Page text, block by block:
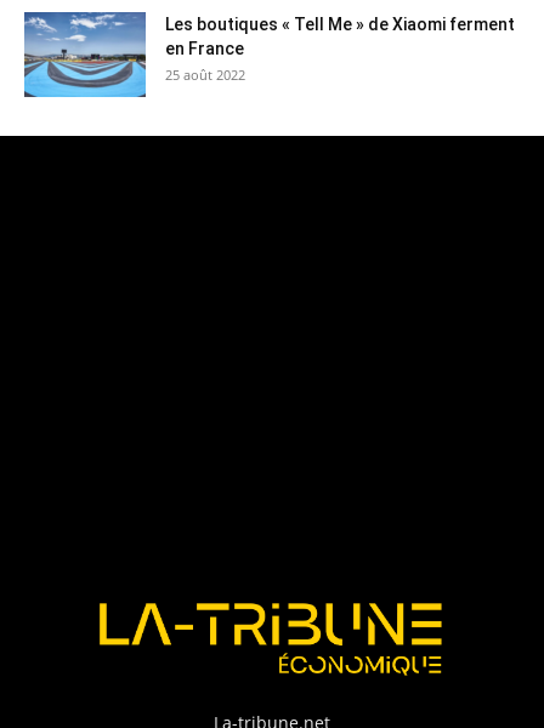
Les boutiques « Tell Me » de Xiaomi ferment
en France
25 août 2022
La-tribune.net